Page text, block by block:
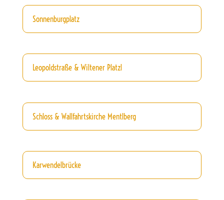
Sonnenburgplatz
Leopoldstraße & Wiltener Platzl
Schloss & Wallfahrtskirche Mentlberg
Karwendelbrücke